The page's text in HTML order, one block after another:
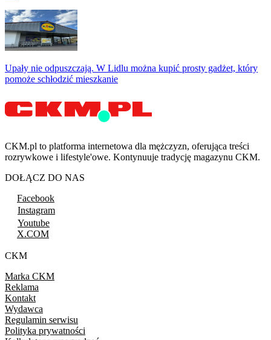
Upały nie odpuszczają. W Lidlu można kupić prosty gadżet, który
pomoże schłodzić mieszkanie
CKM.pl to platforma internetowa dla mężczyzn, oferująca treści
rozrywkowe i lifestyle'owe. Kontynuuje tradycję magazynu CKM.
DOŁĄCZ DO NAS
Facebook
Instagram
Youtube
X.COM
CKM
Marka CKM
Reklama
Kontakt
Wydawca
Regulamin serwisu
Polityka prywatności